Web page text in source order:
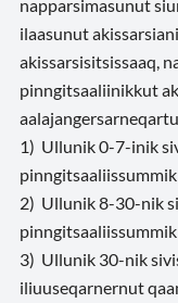
napparsimasunut
ilaasunut
akissarsisitsissaaq,
pinngitsaaliinikkut
1) Ullunik 0-7-inik
2) Ullunik 8-30-nik
3) Ullunik 30-nik
iliuuseqarnernut